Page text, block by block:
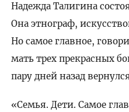
Надежда Талигина
Она этнограф,
Но самое главное,
мать трех прекрасных
пару дней назад
«Семья. Дети. Самое